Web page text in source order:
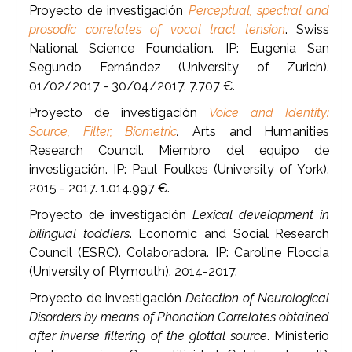
Proyecto de investigación Perceptual, spectral and
prosodic correlates of vocal tract tension. Swiss
National Science Foundation. IP: Eugenia San
Segundo Fernández (University of Zurich).
01/02/2017 - 30/04/2017. 7.707 €.
Proyecto de investigación Voice and Identity:
Source, Filter, Biometric. Arts and Humanities
Research Council. Miembro del equipo de
investigación. IP: Paul Foulkes (University of York).
2015 - 2017. 1.014.997 €.
Proyecto de investigaciónLexical development in
bilingual toddlers. Economic and Social Research
Council (ESRC). Colaboradora. IP: Caroline Floccia
(University of Plymouth). 2014-2017.
Proyecto de investigaciónDetection of Neurological
Disorders by means of Phonation Correlates obtained
after inverse filtering of the glottal source. Ministerio